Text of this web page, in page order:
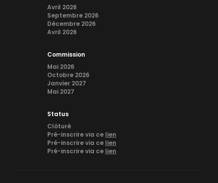
Avril 2026
Septembre 2026
Décembre 2026
Avril 2026
Commission
Mai 2026
Octobre 2026
Janvier 2027
Mai 2027
Status
Clôturé
Pré-inscrire via ce lien
Pré-inscrire via ce lien
Pré-inscrire via ce lien